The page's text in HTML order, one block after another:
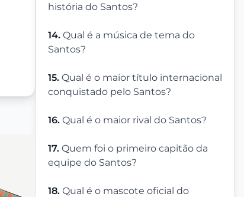
história do Santos?
14. Qual é a música de tema do
Santos?
15. Qual é o maior título internacional
conquistado pelo Santos?
16. Qual é o maior rival do Santos?
17. Quem foi o primeiro capitão da
equipe do Santos?
18. Qual é o mascote oficial do